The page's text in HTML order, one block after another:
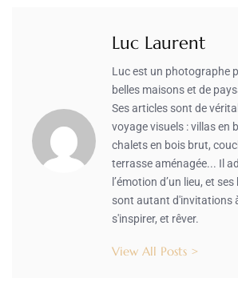
Luc Laurent
Luc est un photographe
belles maisons et de
Ses articles sont de
voyage visuels : villas en
chalets en bois brut,
terrasse aménagée... Il
l’émotion d’un lieu, et
sont autant d'invitations
s'inspirer, et rêver.
View All Posts >